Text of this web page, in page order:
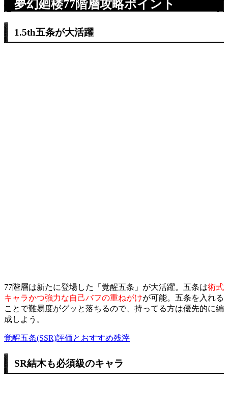
夢幻廻楼77階層攻略ポイント
1.5th五条が大活躍
77階層は新たに登場した「覚醒五条」が大活躍。五条は術式
キャラかつ強力な自己バフの重ねがけが可能。五条を入れる
ことで難易度がグッと落ちるので、持ってる方は優先的に編
成しよう。
覚醒五条(SSR)評価とおすすめ残滓
SR結木も必須級のキャラ